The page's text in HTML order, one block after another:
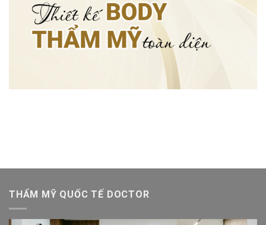
THẨM MỸ QUỐC TẾ DOCTOR